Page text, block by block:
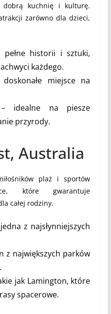
dobrą kuchnię i kulturę.
zarówno dla dzieci,
pełne historii i sztuki,
każdego.
miejsce na
idealne na piesze
przyrody.
Australia
plaż i sportów
które gwarantuje
całej rodziny.
z najsłynniejszych
z największych parków
jak Lamington, które
spacerowe.